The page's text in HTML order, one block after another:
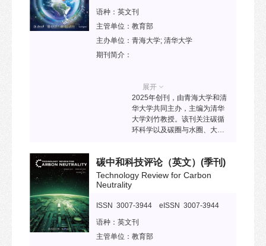
圈层间的相互作用等，特别采
用开放同行评审模式，公开论
文及其评审过程，旨为全球学
者提供国际化、透明诚信的学
语种： 英文刊
主管单位： 教育部
主办单位： 青海大学; 清华大学
期刊简介：
展开
2025年创刊，由青海大学和清
华大学共同主办，主编为清华
大学刘竹教授。该刊关注碳循
环科学以及碳圈与水圈、大气
用，致力于发表有关碳动态过
程各相关领域的前沿研究和案
标。
碳中和科技评论（英文） (季刊)
Technology Review for Carbon
Neutrality
ISSN 3007-3944 eISSN 3007-3944
语种： 英文刊
主管单位： 教育部